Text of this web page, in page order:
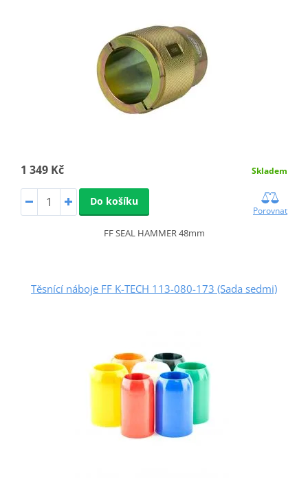
1 349 Kč Skladem
Do košíku
Porovnat
FF SEAL HAMMER 48mm
Těsnící náboje FF K-TECH 113-080-173 (Sada sedmi)